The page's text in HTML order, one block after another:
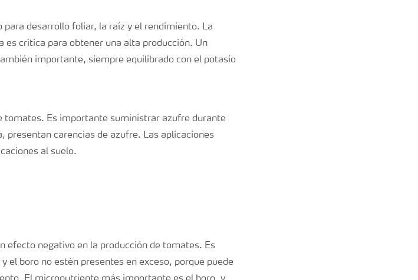
para desarrollo foliar, la raíz y el rendimiento. La
crítica para obtener una alta producción. Un
importante, siempre equilibrado con el potasio
tomates. Es importante suministrar azufre durante
presentan carencias de azufre. Las aplicaciones
al suelo.
efecto negativo en la producción de tomates. Es
el boro no estén presentes en exceso, porque puede